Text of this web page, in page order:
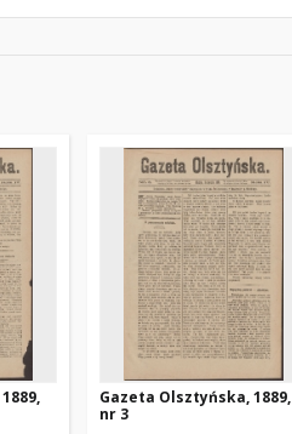
Gazeta Olsztyńska, 1889,
nr 3